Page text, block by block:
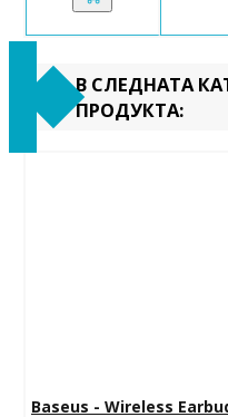
В СЛЕДНАТА
ПРОДУКТА:
Baseus - Wireless